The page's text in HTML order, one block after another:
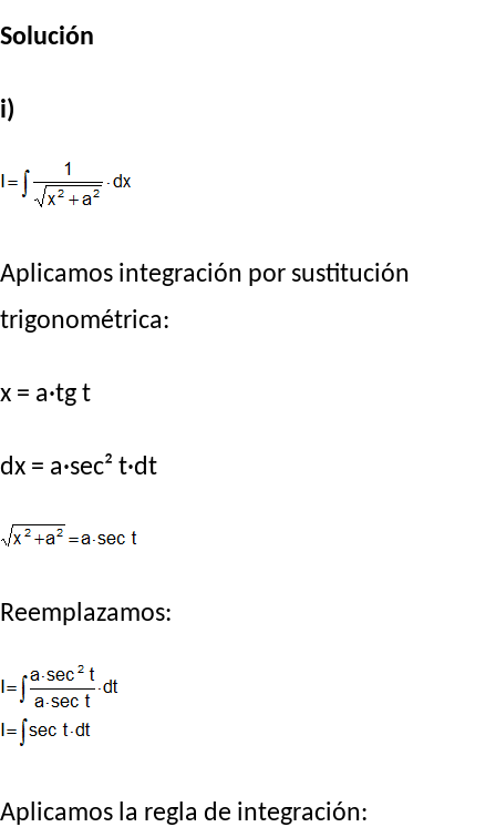
Solución
i)
Aplicamos integración por sustitución
trigonométrica:
x = a·tg t
dx = a·sec² t·dt
Reemplazamos:
Aplicamos la regla de integración: